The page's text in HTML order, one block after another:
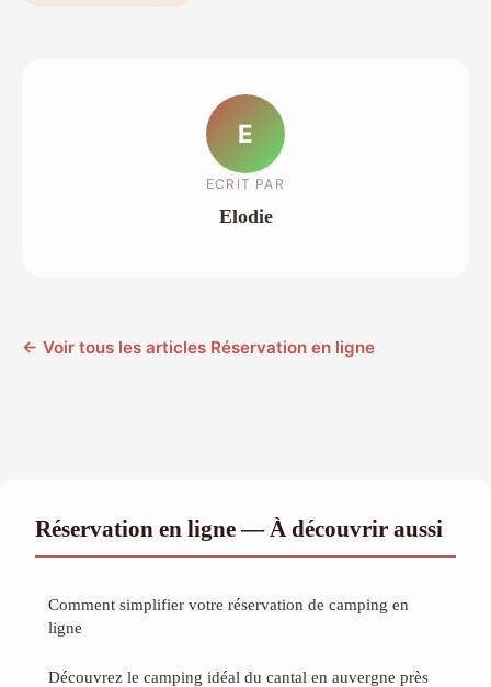
E
ECRIT PAR
Elodie
← Voir tous les articles Réservation en ligne
Réservation en ligne — À découvrir aussi
Comment simplifier votre réservation de camping en
ligne
Découvrez le camping idéal du cantal en auvergne près